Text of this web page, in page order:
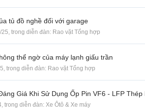
tủ đồ nghề đối với garage
25, trong diễn đàn: Rao vặt Tổng hợp
thể ngờ của máy lạnh giấu trần
, trong diễn đàn: Rao vặt Tổng hợp
Giá Khi Sử Dụng Ốp Pin VF6 - LFP Thép
, trong diễn đàn: Xe Ôtô & Xe máy